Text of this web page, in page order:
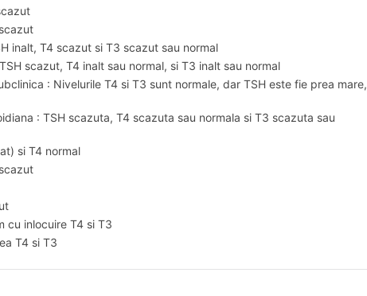
inalt, T4 scazut si T3 scazut sau normal
scazut, T4 inalt sau normal, si T3 inalt sau normal
: Nivelurile T4 si T3 sunt normale, dar TSH este fie prea mare,
: TSH scazuta, T4 scazuta sau normala si T3 scazuta sau
si T4 normal
cu inlocuire T4 si T3
T4 si T3